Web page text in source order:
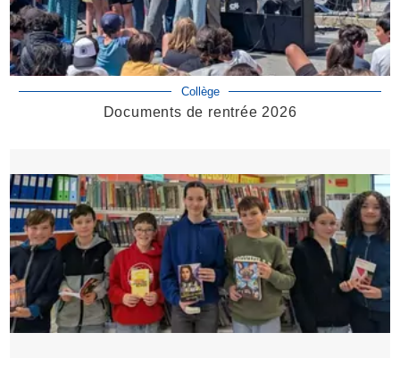
Collège
Documents de rentrée 2026